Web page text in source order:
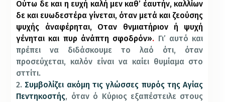
Ούτω δε και η ευχή καλή μεν καθ’ έαυτήν, καλλίων
δε και ευωδεστέρα γίνεται, όταν μετά και ζεούσης
ψυχής άναφέρηται, Οταν θνμιατήριον ή ψυχή
γένηται και πυρ άνάπτη σφοδρόν». Γι’ αυτό και
πρέπει να διδάσκουμε το λαό ότι, όταν
προσεύχεται, καλόν είναι να καίει θυμίαμα στο
σττίτι.
2. Συμβολίζει ακόμη τις γλώσσες πυρός της Αγίας
Πεντηκοστής, όταν ό Κύριος εξαπέστειλε στους